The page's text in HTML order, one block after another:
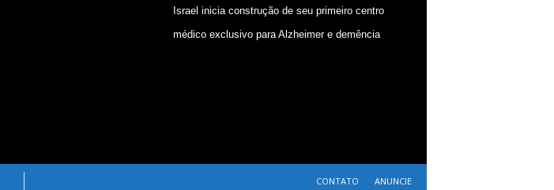
Israel inicia construção de seu primeiro centro
médico exclusivo para Alzheimer e demência
CONTATO ANUNCIE